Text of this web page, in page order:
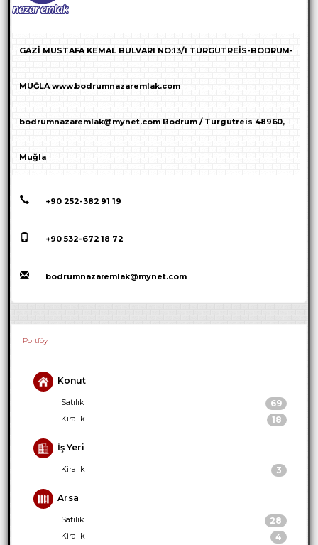
GAZİ MUSTAFA KEMAL BULVARI NO:13/1 TURGUTREİS-BODRUM-
MUĞLA www.bodrumnazaremlak.com
bodrumnazaremlak@mynet.com Bodrum / Turgutreis 48960,
Muğla
+90 252-382 91 19
+90 532-672 18 72
bodrumnazaremlak@mynet.com
Portföy
Konut
Satılık 69
Kiralık 18
İş Yeri
Kiralık 3
Arsa
Satılık 28
Kiralık 4